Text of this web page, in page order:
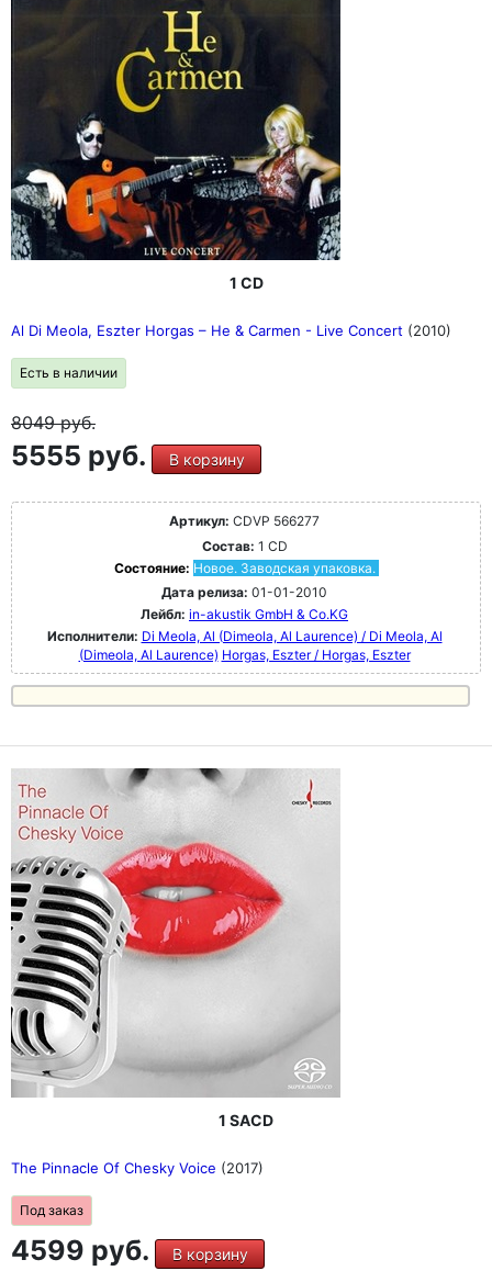
1 CD
Al Di Meola, Eszter Horgas ‎– He & Carmen - Live Concert (2010)
Есть в наличии
8049руб.
5555 руб. В корзину
Артикул: CDVP 566277
Состав: 1 CD
Состояние: Новое. Заводская упаковка.
Дата релиза: 01-01-2010
Лейбл: in-akustik GmbH & Co.KG
Исполнители: Di Meola, Al (Dimeola, Al Laurence) / Di Meola, Al
(Dimeola, Al Laurence) Horgas, Eszter / Horgas, Eszter
1 SACD
The Pinnacle Of Chesky Voice (2017)
Под заказ
4599 руб. В корзину